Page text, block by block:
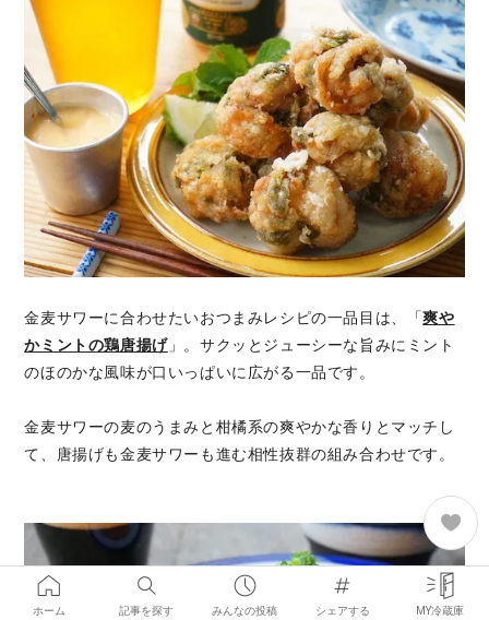
金麦サワーに合わせたいおつまみレシピの一品目は、「爽や
かミントの鶏唐揚げ」。サクッとジューシーな旨みにミント
のほのかな風味が口いっぱいに広がる一品です。
金麦サワーの麦のうまみと柑橘系の爽やかな香りとマッチし
て、唐揚げも金麦サワーも進む相性抜群の組み合わせです。
ホーム 記事を探す みんなの投稿 シェアする MY冷蔵庫